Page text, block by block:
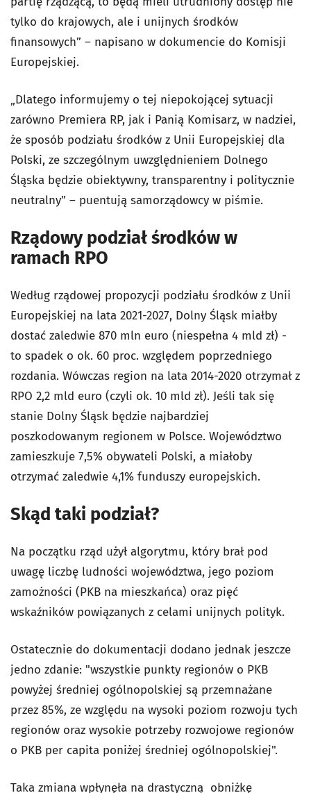
tylko do krajowych, ale i unijnych środków
finansowych” – napisano w dokumencie do Komisji
Europejskiej.
„Dlatego informujemy o tej niepokojącej sytuacji
zarówno Premiera RP, jak i Panią Komisarz, w nadziei,
że sposób podziału środków z Unii Europejskiej dla
Polski, ze szczególnym uwzględnieniem Dolnego
Śląska będzie obiektywny, transparentny i politycznie
neutralny” – puentują samorządowcy w piśmie.
Rządowy podział środków w
ramach RPO
Według rządowej propozycji podziału środków z Unii
Europejskiej na lata 2021-2027, Dolny Śląsk miałby
dostać zaledwie 870 mln euro (niespełna 4 mld zł) -
to spadek o ok. 60 proc. względem poprzedniego
rozdania. Wówczas region na lata 2014-2020 otrzymał z
RPO 2,2 mld euro (czyli ok. 10 mld zł). Jeśli tak się
stanie Dolny Śląsk będzie najbardziej
poszkodowanym regionem w Polsce. Województwo
zamieszkuje 7,5% obywateli Polski, a miałoby
otrzymać zaledwie 4,1% funduszy europejskich.
Skąd taki podział?
Na początku rząd użył algorytmu, który brał pod
uwagę liczbę ludności województwa, jego poziom
zamożności (PKB na mieszkańca) oraz pięć
wskaźników powiązanych z celami unijnych polityk.
Ostatecznie do dokumentacji dodano jednak jeszcze
jedno zdanie: "wszystkie punkty regionów o PKB
powyżej średniej ogólnopolskiej są przemnażane
przez 85%, ze względu na wysoki poziom rozwoju tych
regionów oraz wysokie potrzeby rozwojowe regionów
o PKB per capita poniżej średniej ogólnopolskiej".
Taka zmiana wpłynęła na drastyczną obniżkę